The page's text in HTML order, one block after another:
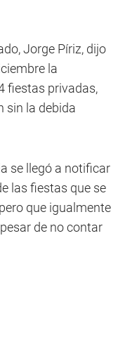
Jorge Píriz, dijo
la
fiestas privadas,
sin la debida
se llegó a notificar
las fiestas que se
que igualmente
de no contar